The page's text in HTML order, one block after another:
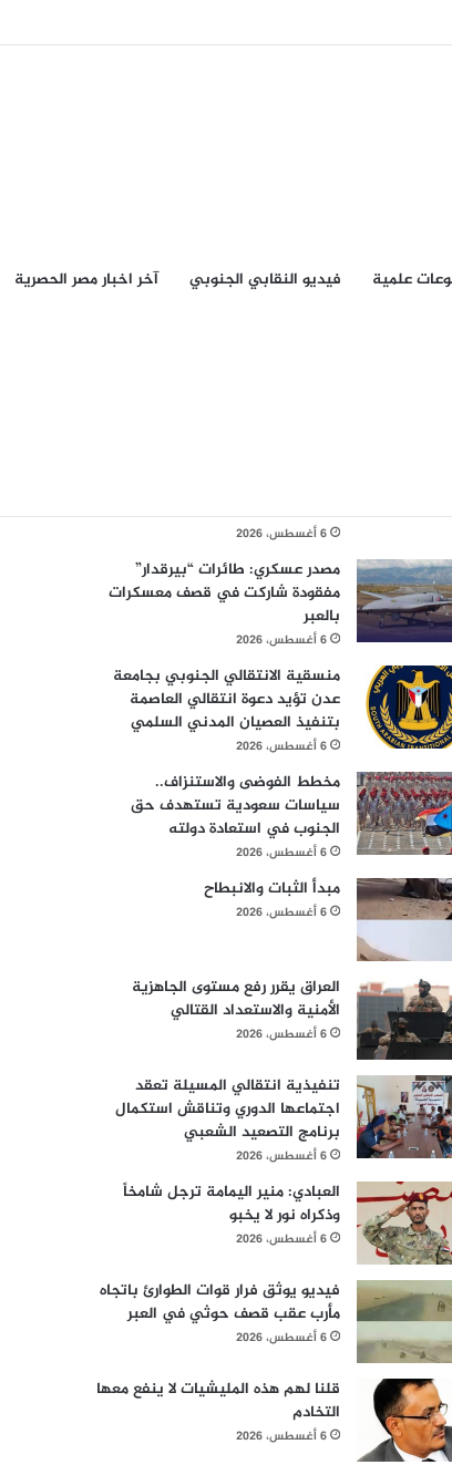
علمية فيديو النقابي الجنوبي آخر اخبار مصر الحصرية
الاستقطاعات
6 أغسطس، 2026
مصدر عسكري: طائرات “بيرقدار”
مفقودة شاركت في قصف معسكرات
بالعبر
6 أغسطس، 2026
منسقية الانتقالي الجنوبي بجامعة
عدن تؤيد دعوة انتقالي العاصمة
بتنفيذ العصيان المدني السلمي
6 أغسطس، 2026
مخطط الفوضى والاستنزاف..
سياسات سعودية تستهدف حق
الجنوب في استعادة دولته
6 أغسطس، 2026
مبدأ الثبات والانبطاح
6 أغسطس، 2026
العراق يقرر رفع مستوى الجاهزية
الأمنية والاستعداد القتالي
6 أغسطس، 2026
تنفيذية انتقالي المسيلة تعقد
اجتماعها الدوري وتناقش استكمال
برنامج التصعيد الشعبي
6 أغسطس، 2026
العبادي: منير اليمامة ترجل شامخاً
وذكراه نور لا يخبو
6 أغسطس، 2026
فيديو يوثق فرار قوات الطوارئ باتجاه
مأرب عقب قصف حوثي في العبر
6 أغسطس، 2026
قلنا لهم هذه المليشيات لا ينفع معها
التخادم
6 أغسطس، 2026